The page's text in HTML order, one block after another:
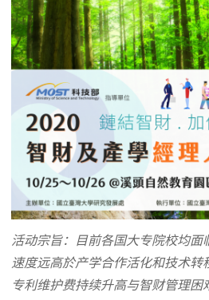
活动宗旨：目前各国大专院校均面
速度远高於产学合作活化和技术转
专利维护费持续升高与智财管理困